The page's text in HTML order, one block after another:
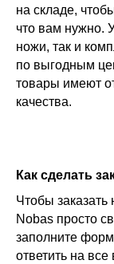
на складе,
что вам нужно.
ножи, так и
по выгодным
товары имеют
качества.
Как сделать
Чтобы
Nobas просто
заполните
ответить на